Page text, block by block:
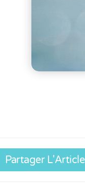
Partager L'Article